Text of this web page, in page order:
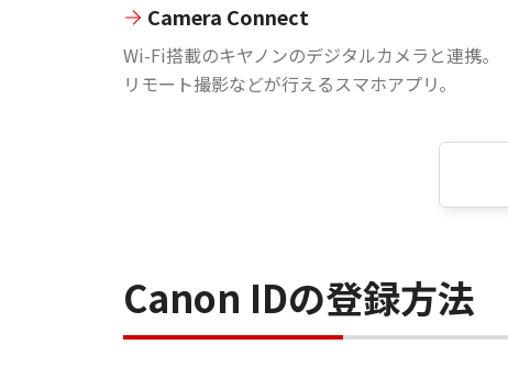
Camera Connect
Wi-Fi搭載のキヤノンのデジタルカメラと連携。
リモート撮影などが行えるスマホアプリ。
Canon IDの登録方法